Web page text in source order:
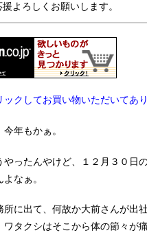
よろしくお願いします。
ックしてお買い物いただいてあ
今年もかぁ。
やったんやけど、１２月３０日
なぁ。
所に出て、何故か大前さんが出
ワタクシはそこから体の節々が